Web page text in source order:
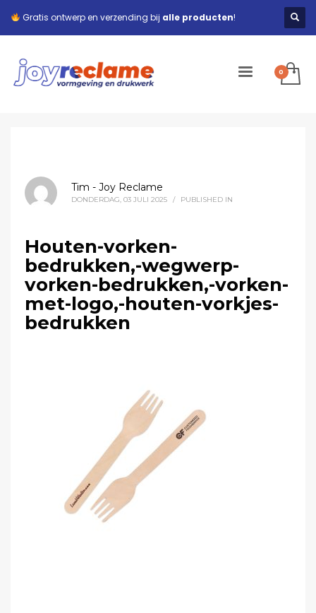
Gratis ontwerp en verzending bij alle producten!
Tim - Joy Reclame
DONDERDAG, 03 JULI 2025 / PUBLISHED IN
Houten-vorken-
bedrukken,-wegwerp-
vorken-bedrukken,-vorken-
met-logo,-houten-vorkjes-
bedrukken